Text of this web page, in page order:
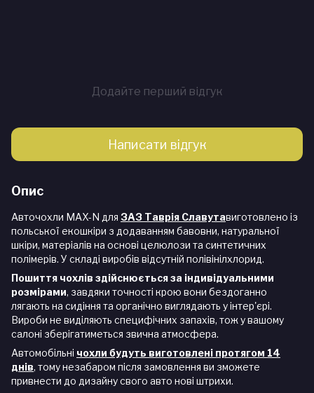
Додайте перший відгук
Написати відгук
Опис
Авточохли MAX-N для ЗАЗ Таврія Славутавиготовлено із
польської екошкіри з додаванням бавовни, натуральної
шкіри, матеріалів на основі целюлози та синтетичних
полімерів. У складі виробів відсутній полівінілхлорид.
Пошиття чохлів здійснюється за індивідуальними
розмірами, завдяки точності крою вони бездоганно
лягають на сидіння та органічно виглядають у інтер'єрі.
Вироби не виділяють специфічних запахів, тож у вашому
салоні зберігатиметься звична атмосфера.
Автомобільні чохли будуть виготовлені протягом 14
днів, тому незабаром після замовлення ви зможете
привнести до дизайну свого авто нові штрихи.